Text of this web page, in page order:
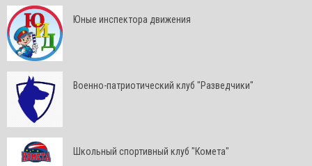
Юные инспектора движения
Военно-патриотический клуб "Разведчики"
Школьный спортивный клуб "Комета"